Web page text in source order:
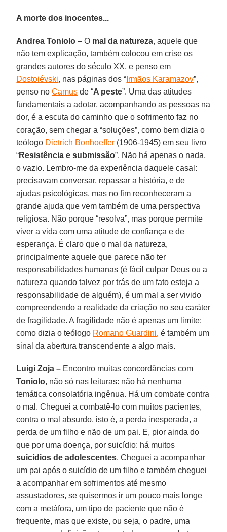
A morte dos inocentes...
Andrea Toniolo – O mal da natureza, aquele que
não tem explicação, também colocou em crise os
grandes autores do século XX, e penso em
Dostoiévski, nas páginas dos “ Irmãos Karamazov”,
penso noCamus de “A peste”. Uma das atitudes
fundamentais a adotar, acompanhando as pessoas na
dor, é a escuta do caminho que o sofrimento faz no
coração, sem chegar a “soluções”, como bem dizia o
teólogo Dietrich Bonhoeffer (1906-1945) em seu livro
“Resistência e submissão”. Não há apenas o nada,
o vazio. Lembro-me da experiência daquele casal:
precisavam conversar, repassar a história, e de
ajudas psicológicas, mas no fim reconheceram a
grande ajuda que vem também de uma perspectiva
religiosa. Não porque “resolva”, mas porque permite
viver a vida com uma atitude de confiança e de
esperança. É claro que o mal da natureza,
principalmente aquele que parece não ter
responsabilidades humanas (é fácil culpar Deus ou a
natureza quando talvez por trás de um fato esteja a
responsabilidade de alguém), é um mal a ser vivido
compreendendo a realidade da criação no seu caráter
de fragilidade. A fragilidade não é apenas um limite:
como dizia o teólogo Romano Guardini, é também um
sinal da abertura transcendente a algo mais.
Luigi Zoja – Encontro muitas concordâncias com
Toniolo, não só nas leituras: não há nenhuma
temática consolatória ingênua. Há um combate contra
o mal. Cheguei a combatê-lo com muitos pacientes,
contra o mal absurdo, isto é, a perda inesperada, a
perda de um filho e não de um pai. E, pior ainda do
que por uma doença, por suicídio: há muitos
suicídios de adolescentes. Cheguei a acompanhar
um pai após o suicídio de um filho e também cheguei
a acompanhar em sofrimentos até mesmo
assustadores, se quisermos ir um pouco mais longe
com a metáfora, um tipo de paciente que não é
frequente, mas que existe, ou seja, o padre, uma